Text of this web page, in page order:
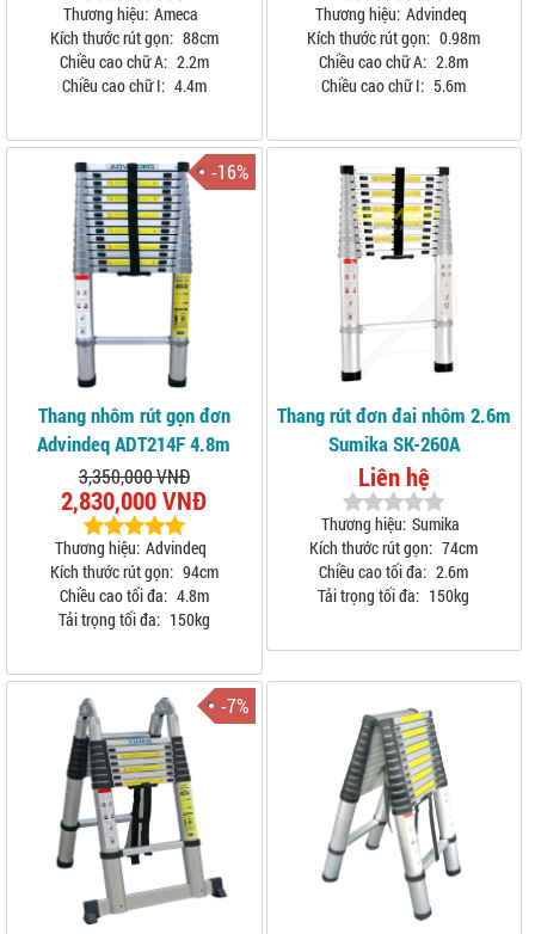
Thương hiệu: Ameca
Kích thước rút gọn: 88cm
Chiều cao chữ A: 2.2m
Chiều cao chữ I: 4.4m
Thương hiệu: Advindeq
Kích thước rút gọn: 0.98m
Chiều cao chữ A: 2.8m
Chiều cao chữ I: 5.6m
-16%
Thang nhôm rút gọn đơn
Advindeq ADT214F 4.8m
3,350,000 VNĐ
2,830,000 VNĐ
Thương hiệu: Advindeq
Kích thước rút gọn: 94cm
Chiều cao tối đa: 4.8m
Tải trọng tối đa: 150kg
Thang rút đơn đai nhôm 2.6m
Sumika SK-260A
Liên hệ
Thương hiệu: Sumika
Kích thước rút gọn: 74cm
Chiều cao tối đa: 2.6m
Tải trọng tối đa: 150kg
-7%